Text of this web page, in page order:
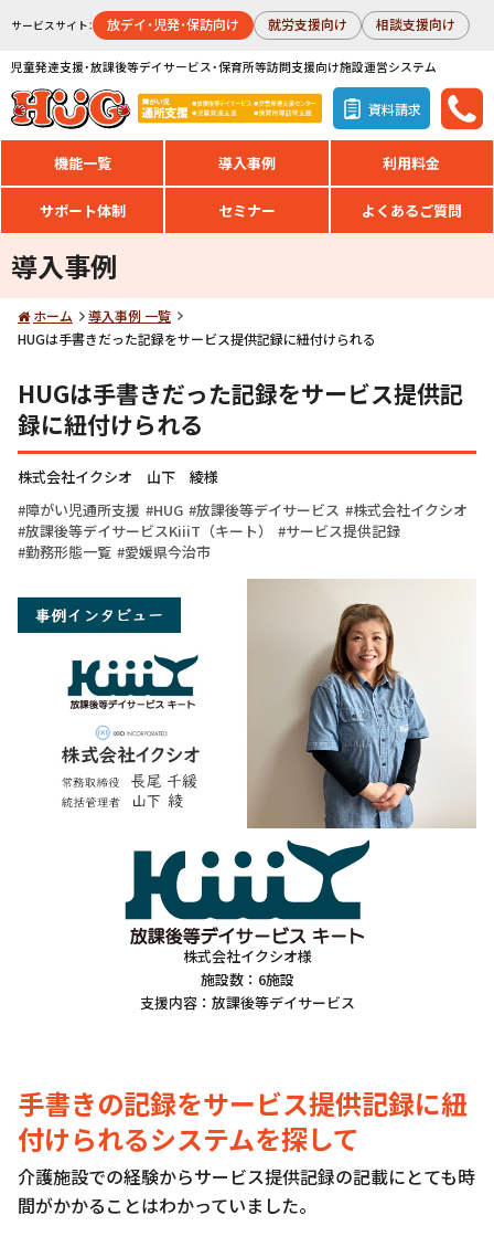
サービスサイト： 放デイ・児発・保訪向け 就労支援向け 相談支援向け
児童発達支援・放課後等デイサービス・保育所等訪問支援向け施設運営システム
資料請求
機能一覧 導入事例 利用料金
サポート体制 セミナー よくあるご質問
導入事例
ホーム
導入事例 一覧
HUGは手書きだった記録をサービス提供記録に紐付けられる
HUGは手書きだった記録をサービス提供記
録に紐付けられる
株式会社イクシオ 山下 綾様
障がい児通所支援
HUG 放課後等デイサービス
株式会社イクシオ
放課後等デイサービスKiiiT（キート）
サービス提供記録
勤務形態一覧
愛媛県今治市
株式会社イクシオ様
施設数：6施設
支援内容：放課後等デイサービス
手書きの記録をサービス提供記録に紐
付けられるシステムを探して
介護施設での経験からサービス提供記録の記載にとても時
間がかかることはわかっていました。